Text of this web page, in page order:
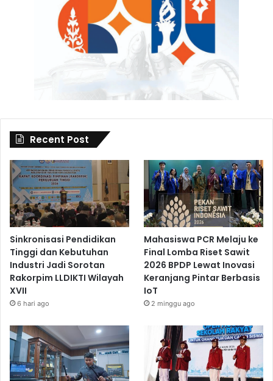
Recent Post
Sinkronisasi Pendidikan
Tinggi dan Kebutuhan
Industri Jadi Sorotan
Rakorpim LLDIKTI Wilayah
XVII
6 hari ago
Mahasiswa PCR Melaju ke
Final Lomba Riset Sawit
2026 BPDP Lewat Inovasi
Keranjang Pintar Berbasis
IoT
2 minggu ago